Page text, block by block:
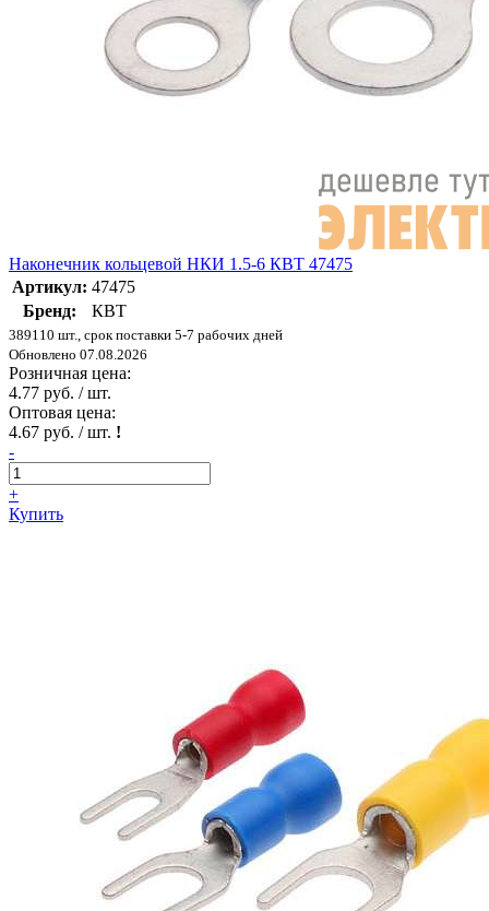
Наконечник кольцевой НКИ 1.5-6 КВТ 47475
Артикул: 47475
Бренд:
КВТ
389110 шт., срок поставки 5-7 рабочих дней
Обновлено 07.08.2026
Розничная цена:
4.77 руб. / шт.
Оптовая цена:
4.67 руб. / шт. !
-
+
Купить